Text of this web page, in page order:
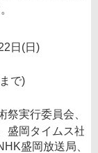
日(日)
で)
祭実行委員会、
盛岡タイムス社
盛岡放送局、